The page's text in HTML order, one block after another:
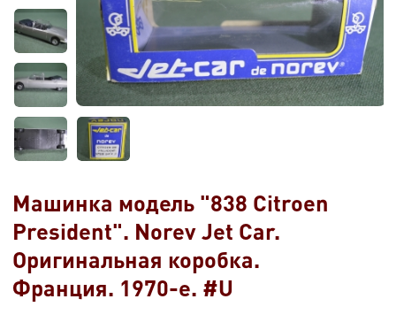
Машинка модель "838 Citroen
President". Norev Jet Car.
Оригинальная коробка.
Франция. 1970-е. #U